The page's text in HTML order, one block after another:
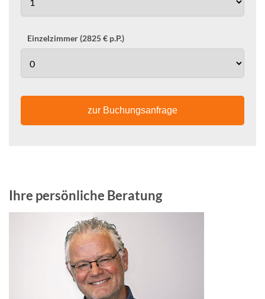
Einzelzimmer (2825 € p.P.)
zur Buchungsanfrage
Ihre persönliche Beratung